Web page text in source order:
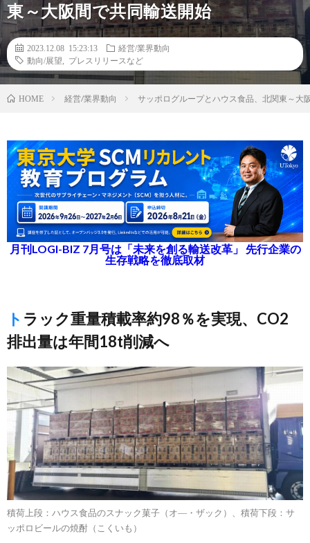
東～大阪間で共同輸送開始
2023.12.08 15:23:13
経営/業界動向
動向/展望
プレスリリースなど
HOME 経営/業界動向 サッポログループとハウス食品、北関東～大
月刊LOGI-BIZ 7月号は「未来を創る輸送改革」 先行企業の
生存戦略を徹底取材
トラック重量積載率約98％を実現、CO2
排出量は年間18t削減へ
積荷上段：ハウス食品のスナック菓子（オ―・ザック）、積荷下段：サ
ッポロビールの焼酎（こくいも）